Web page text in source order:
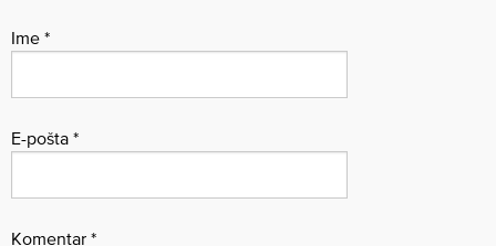
Ime *
E-pošta *
Komentar *